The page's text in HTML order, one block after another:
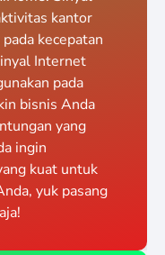
kantor
kecepatan
Internet
pada
bisnis Anda
yang
ingin
kuat untuk
yuk pasang